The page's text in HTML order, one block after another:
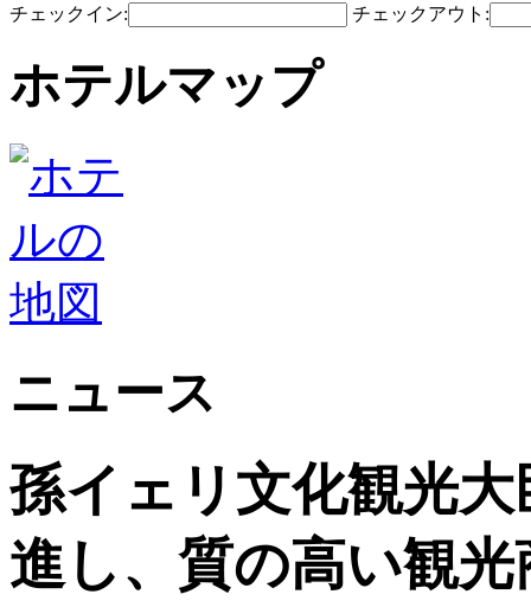
チェックイン: チェックアウト:
ホテルマップ
ニュース
孫イェリ文化観光
進し、質の高い観